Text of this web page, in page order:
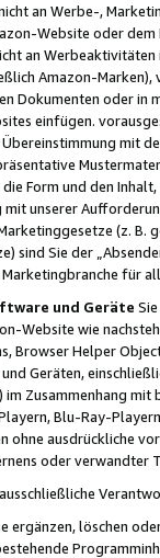
an Werbe-,
Website oder
an
Amazon-
Dokumenten oder in
einfügen.
mit
Form und den
unserer
(z. B.
sind Sie der
für
und Geräte
Website wie
Browser Helper
Geräten,
im Zusammenhang
Blu-Ray-
ohne ausdrückliche
oder
ergänzen, löschen